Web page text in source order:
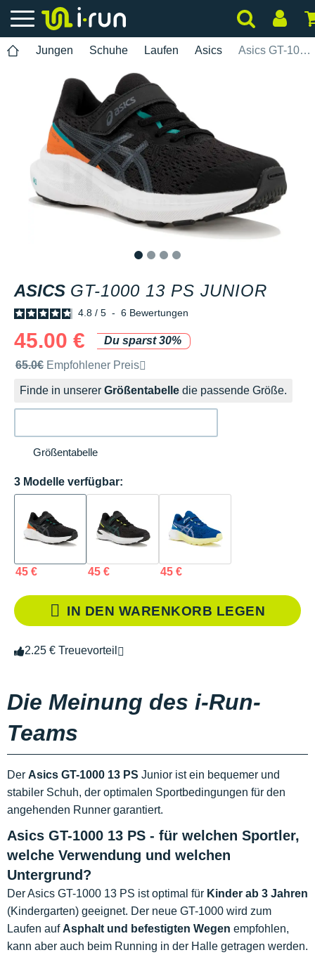
Jungen Schuhe Laufen Asics Asics GT-1000 13 PS Junior
ASICS GT-1000 13 PS JUNIOR
4.8 / 5 - 6 Bewertungen
45.00 €
Du sparst 30%
Unverbindliche Preisempfehlung der Marke
65.0€ Empfohlener Preis
Finde in unserer Größentabelle die passende Größe.
Größentabelle
3 Modelle verfügbar:
45 € 45 € 45 €
IN DEN WARENKORB LEGEN
2.25 € Treuevorteil
Die Meinung des i-Run-
Teams
Der Asics GT-1000 13 PS Junior ist ein bequemer und
stabiler Schuh, der optimalen Sportbedingungen für den
angehenden Runner garantiert.
Asics GT-1000 13 PS - für welchen Sportler,
welche Verwendung und welchen
Untergrund?
Der Asics GT-1000 13 PS ist optimal für Kinder ab 3 Jahren
(Kindergarten) geeignet. Der neue GT-1000 wird zum
Laufen auf Asphalt und befestigten Wegen empfohlen,
kann aber auch beim Running in der Halle getragen werden.